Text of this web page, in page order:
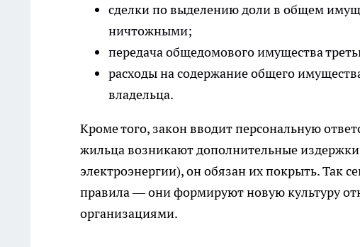
сделки по выделению доли в общем
ничтожными;
передача общедомового имущества
расходы на содержание общего
владельца.
Кроме того, закон вводит персональную
жильца возникают дополнительные
электроэнергии), он обязан их покрыть. Так
правила — они формируют новую культуру
организациями.